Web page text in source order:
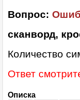
Вопрос:
сканворд,
Количество
Ответ
Описка